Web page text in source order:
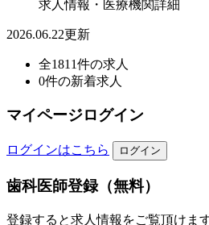
求人情報・医療機関詳細
2026.06.22更新
全1811件の求人
0件の新着求人
マイページログイン
ログインはこちら
歯科医師登録（無料）
登録すると求人情報をご覧頂けま